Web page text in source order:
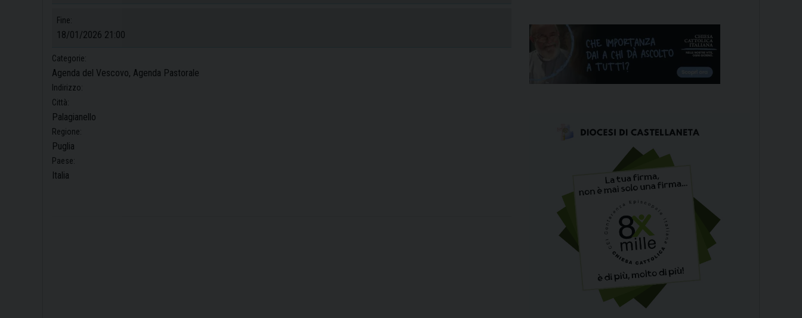
Fine:
18/01/2026 21:00
Categorie:
Agenda del Vescovo, Agenda Pastorale
Indirizzo:
Città:
Palagianello
Regione:
Puglia
Paese:
Italia